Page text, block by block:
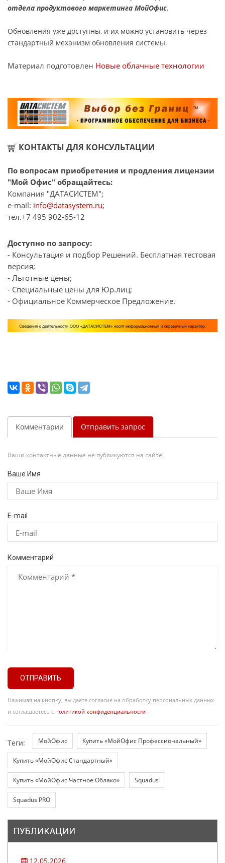
отдела продуктового маркетинга МойОфис.
Обновления уже доступны, и их можно установить через
стандартный механизм обновления системы.
Материал подготовлен Новые облачные технологии
КОНТАКТЫ ДЛЯ КОНСУЛЬТАЦИИ
По вопросам приобретения и продления лицензии
"Мой Офис" обращайтесь:
Компания "ДАТАСИСТЕМ";
e-mail: info@datasystem.ru;
тел.+7 495 902-65-12
Доступно по запросу:
- Консультация и подбор Решений. Бесплатная тестовая
версия;
- Льготные цены;
- Специальные цены для Юр.лиц;
- Официальное Коммерческое Предложение.
Комментарии Отправить запрос
Ваши контактные данные не публикуются на сайте.
Ваше Имя
E-mail
Комментарий
ОТПРАВИТЬ
Нажимая на кнопку, вы даете согласие на обработку персональных данных
и соглашаетесь с политикой конфиденциальности
Теги: МойОфис Купить «МойОфис Профессиональный»
Купить «МойОфис Стандартный»
Купить «МойОфис Частное Облако» Squadus
Squadus PRO
ПУБЛИКАЦИИ
12.05.2026